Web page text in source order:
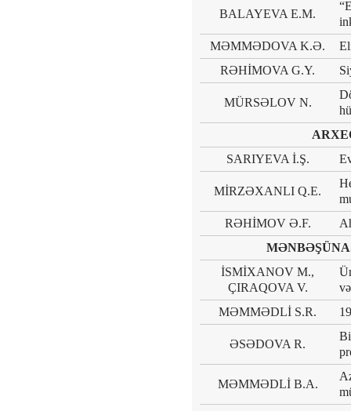
BALAYEVA E.M.
MƏMMƏDOVA K.Ə.
RƏHİMOVA G.Y.
MÜRSƏLOV N.
SARIYEVA İ.Ş.
MİRZƏXANLI Q.E.
RƏHİMOV Ə.F.
İSMİXANOV M.,
ÇIRAQOVA V.
MƏMMƏDLİ S.R.
ƏSƏDOVA R.
MƏMMƏDLİ B.A.